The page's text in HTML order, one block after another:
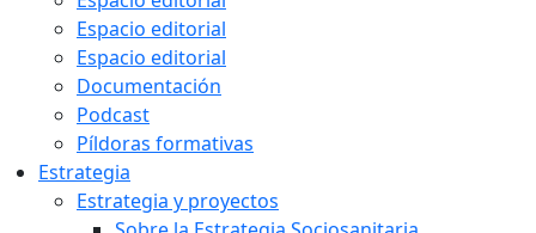
Espacio editorial
Espacio editorial
Documentación
Podcast
Píldoras formativas
Estrategia
Estrategia y proyectos